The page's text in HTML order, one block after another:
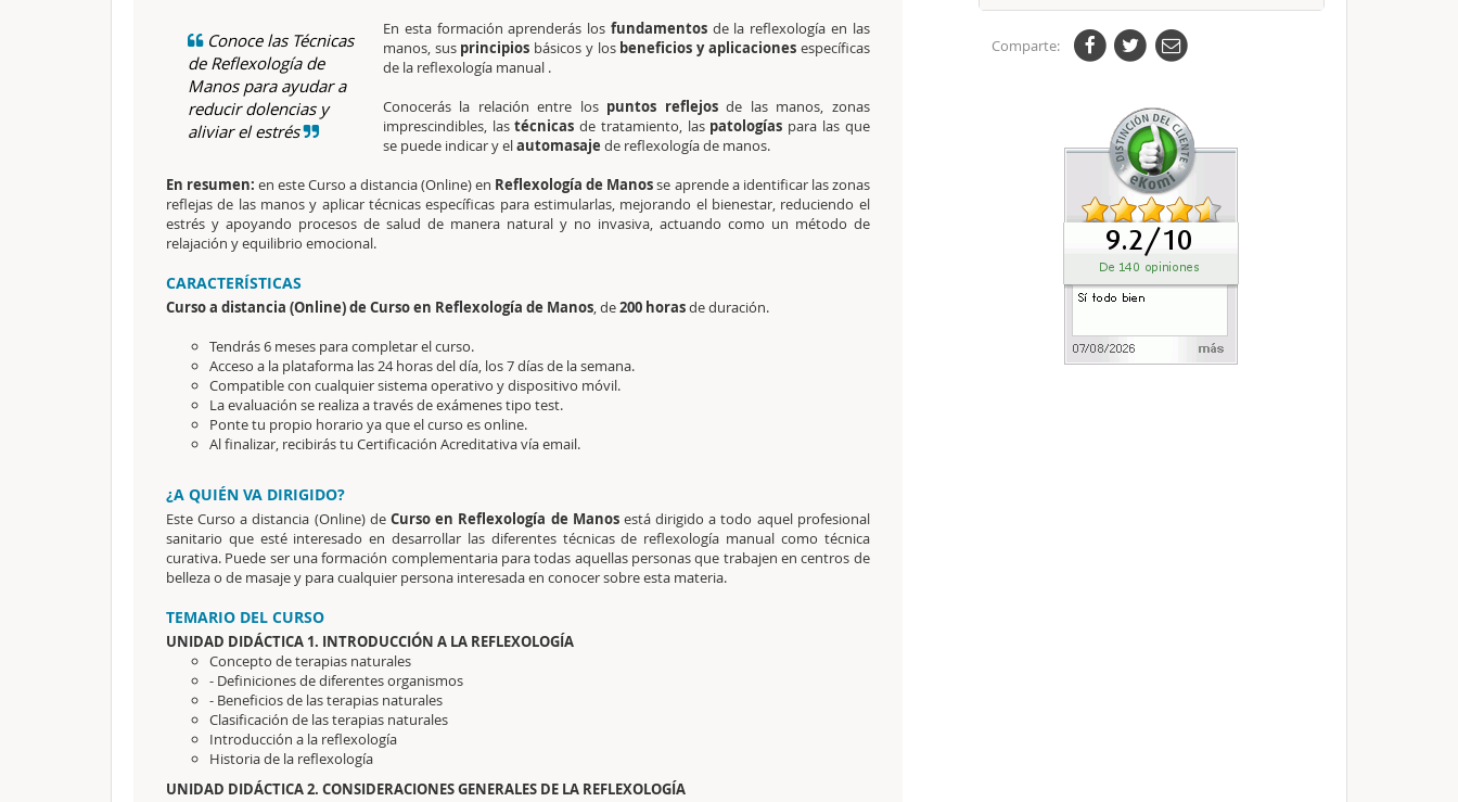
Conoce las Técnicas
de Reflexología de
Manos para ayudar a
reducir dolencias y
aliviar el estrés
En esta formación aprenderás los fundamentosde la reflexología en las
manos, sus principios básicos y los beneficios y aplicacionesespecíficas
de la reflexología manual .
Conocerás la relación entre los puntos reflejosde las manos, zonas
imprescindibles, lastécnicas de tratamiento, laspatologías para las que
se puede indicar y elautomasaje de reflexología de manos.
En resumen: en este Curso a distancia (Online) en Reflexología de Manosse aprende a identificar las zonas
reflejas de las manos y aplicar técnicas específicas para estimularlas, mejorando el bienestar, reduciendo el
estrés y apoyando procesos de salud de manera natural y no invasiva, actuando como un método de
relajación y equilibrio emocional.
CARACTERÍSTICAS
Curso a distancia (Online) de Curso en Reflexología de Manos, de200 horasde duración.
Tendrás 6 meses para completar el curso.
Acceso a la plataforma las 24 horas del día, los 7 días de la semana.
Compatible con cualquier sistema operativo y dispositivo móvil.
La evaluación se realiza a través de exámenes tipo test.
Ponte tu propio horario ya que el curso es online.
Al finalizar, recibirás tu Certificación Acreditativavía email.
¿A QUIÉN VA DIRIGIDO?
Este Curso a distancia (Online) deCurso en Reflexología de Manosestá dirigido a todo aquel profesional
sanitario que esté interesado en desarrollar las diferentes técnicas de reflexología manual como técnica
curativa. Puede ser una formación complementaria para todas aquellas personas que trabajen en centros de
belleza o de masaje y para cualquier persona interesada en conocer sobre esta materia.
TEMARIO DEL CURSO
UNIDAD DIDÁCTICA 1. INTRODUCCIÓN A LA REFLEXOLOGÍA
Concepto de terapias naturales
- Definiciones de diferentes organismos
- Beneficios de las terapias naturales
Clasificación de las terapias naturales
Introducción a la reflexología
Historia de la reflexología
UNIDAD DIDÁCTICA 2. CONSIDERACIONES GENERALES DE LA REFLEXOLOGÍA
Comparte: